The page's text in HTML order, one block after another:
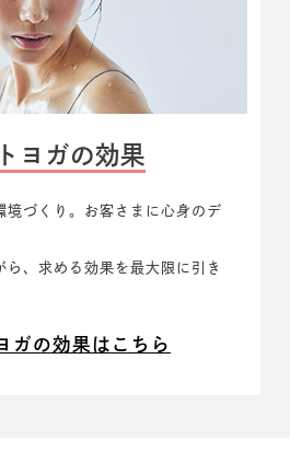
ヨガの効果
づくり。 お客さまに心身のデ
、求める効果を最大限に引き
ガの効果はこちら